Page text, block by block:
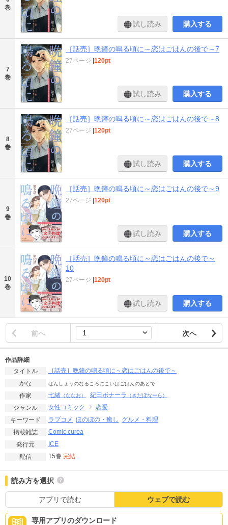
巻
試し読み 購入する
7
巻
［話売］晩鐘の鳴る頃に～恋はごはんの後で～7
27ページ |120pt
試し読み 購入する
8
巻
［話売］晩鐘の鳴る頃に～恋はごはんの後で～8
27ページ |120pt
試し読み 購入する
9
巻
［話売］晩鐘の鳴る頃に～恋はごはんの後で～9
27ページ |120pt
試し読み 購入する
10
巻
［話売］晩鐘の鳴る頃に～恋はごはんの後で～
10
27ページ |120pt
試し読み 購入する
前へ 次へ
作品詳細
タイトル
［話売］晩鐘の鳴る頃に～恋はごはんの後で～
かな
ばんしょうのなるころにこいはごはんのあとで
作家 七緒 （ななお） 紀田ボナーラ （きだぼなーら）
ジャンル 女性コミック
恋愛
キーワード
ラブコメ ほのぼの・癒し
グルメ・料理
掲載雑誌
Comic curea
発行元
ICE
配信
15巻 完結
読み方を選択
アプリで読む ウェブで読む
専用アプリのダウンロード